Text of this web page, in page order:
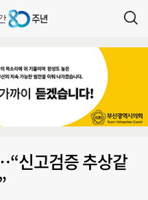
신고검증 추상같